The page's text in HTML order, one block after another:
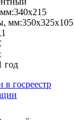
340х215
мм:350х325х105
год
в госреестр